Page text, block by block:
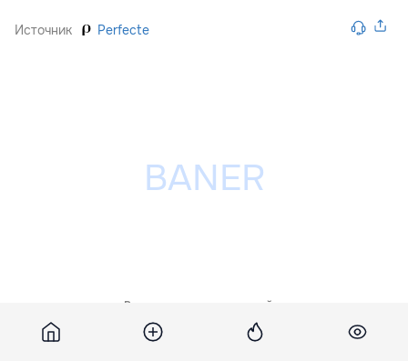
Источник Perfecte
Разместить рекламу на сайте